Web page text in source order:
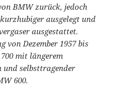
BMW zurück, jedoch
ausgelegt und
ausgestattet.
von Dezember 1957 bis
mit längerem
und selbsttragender
600.